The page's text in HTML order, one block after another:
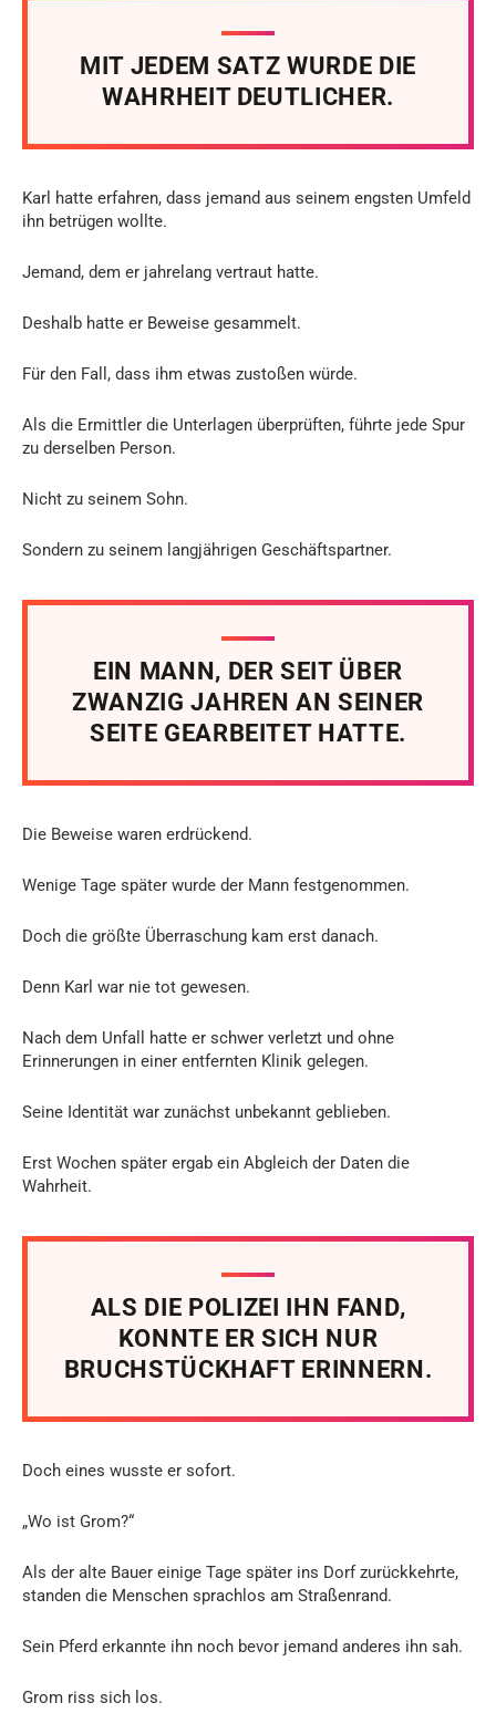
MIT JEDEM SATZ WURDE DIE
WAHRHEIT DEUTLICHER.
Karl hatte erfahren, dass jemand aus seinem engsten Umfeld
ihn betrügen wollte.
Jemand, dem er jahrelang vertraut hatte.
Deshalb hatte er Beweise gesammelt.
Für den Fall, dass ihm etwas zustoßen würde.
Als die Ermittler die Unterlagen überprüften, führte jede Spur
zu derselben Person.
Nicht zu seinem Sohn.
Sondern zu seinem langjährigen Geschäftspartner.
EIN MANN, DER SEIT ÜBER
ZWANZIG JAHREN AN SEINER
SEITE GEARBEITET HATTE.
Die Beweise waren erdrückend.
Wenige Tage später wurde der Mann festgenommen.
Doch die größte Überraschung kam erst danach.
Denn Karl war nie tot gewesen.
Nach dem Unfall hatte er schwer verletzt und ohne
Erinnerungen in einer entfernten Klinik gelegen.
Seine Identität war zunächst unbekannt geblieben.
Erst Wochen später ergab ein Abgleich der Daten die
Wahrheit.
ALS DIE POLIZEI IHN FAND,
KONNTE ER SICH NUR
BRUCHSTÜCKHAFT ERINNERN.
Doch eines wusste er sofort.
„Wo ist Grom?“
Als der alte Bauer einige Tage später ins Dorf zurückkehrte,
standen die Menschen sprachlos am Straßenrand.
Sein Pferd erkannte ihn noch bevor jemand anderes ihn sah.
Grom riss sich los.